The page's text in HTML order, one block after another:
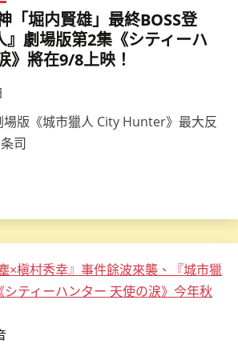
「堀内賢雄」最終BOSS登
』劇場版第2集《シティーハ
》將在9/8上映！
版《城市獵人 City Hunter》最大反
司